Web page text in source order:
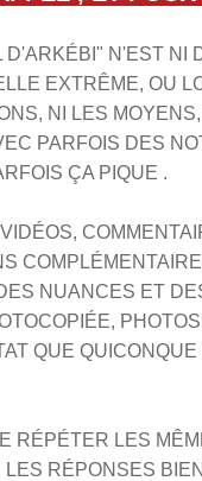
D'ARKÉBI" N'EST NI
EXTRÊME, OU
NI LES
PARFOIS DES
ÇA PIQUE .
NUANCES ET
QUE
RÉPÉTER LES
LES RÉPONSES